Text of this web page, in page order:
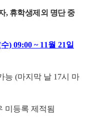
휴학생제외 명단 중
) 09:00 ~ 11월 21일
(마지막 날 17시 마
등록 제적됨